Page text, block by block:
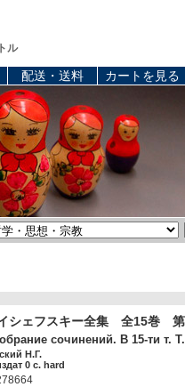
ル
配送・送料 カートを見る
シェフスキー全集 全15巻
сочинений. В 15-ти т.
Н.Г.
0 c. hard